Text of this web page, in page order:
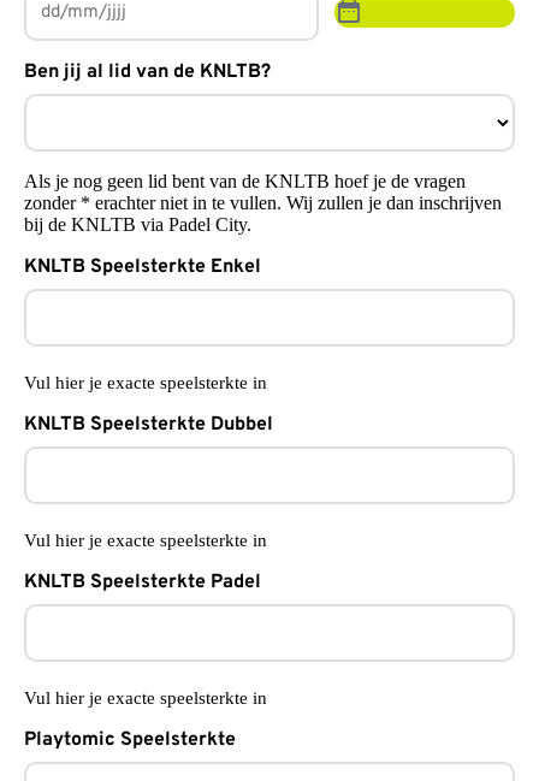
Ben jij al lid van de KNLTB?
Als je nog geen lid bent van de KNLTB hoef je de vragen
zonder * erachter niet in te vullen. Wij zullen je dan inschrijven
bij de KNLTB via Padel City.
KNLTB Speelsterkte Enkel
Vul hier je exacte speelsterkte in
KNLTB Speelsterkte Dubbel
Vul hier je exacte speelsterkte in
KNLTB Speelsterkte Padel
Vul hier je exacte speelsterkte in
Playtomic Speelsterkte